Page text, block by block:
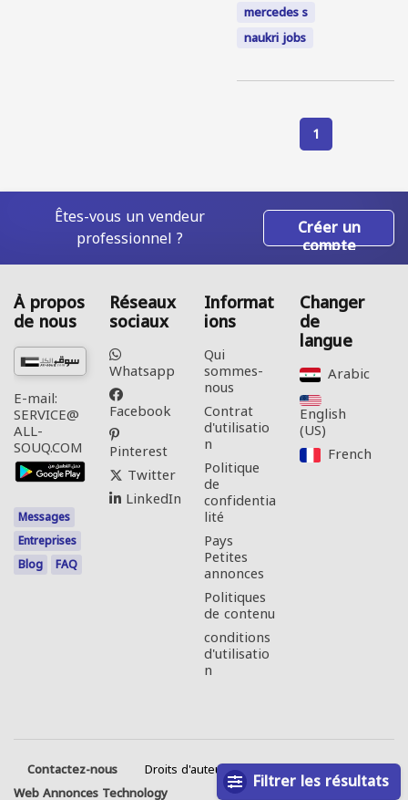
Filtrer les résultats
mercedes s
naukri jobs
1
Êtes-vous un vendeur
professionnel ? Créer un
compte
À propos
de nous
E-mail:
SERVICE@
ALL-
SOUQ.COM
Messages
Entreprises
Blog
FAQ
Réseaux
sociaux
Whatsapp
Facebook
Pinterest
Twitter
LinkedIn
Informat
ions
Qui
sommes-
nous
Contrat
d'utilisatio
n
Politique
de
confidentia
lité
Pays
Petites
annonces
Politiques
de contenu
conditions
d'utilisatio
n
Changer
de
langue
Arabic‎
English
(US)‎
French‎
Contactez-nous
Droits d'auteur © 2026 Tous droits réservés.
Web Annonces Technology